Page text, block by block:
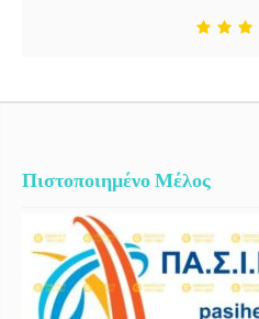
προβλήματα (είσοδος χωρίς
Πιστοποιημένο Μέλος